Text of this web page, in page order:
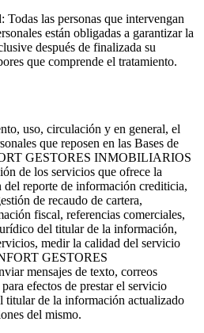
las personas que intervengan
están obligadas a garantizar la
después de finalizada su
que comprende el tratamiento.
uso, circulación y en general, el
que reposen en las Bases de
GESTORES INMOBILIARIOS
de los servicios que ofrece la
del reporte de información crediticia,
de recaudo de cartera,
fiscal, referencias comerciales,
del titular de la información,
medir la calidad del servicio
GESTORES
mensajes de texto, correos
efectos de prestar el servicio
titular de la información actualizado
del mismo.